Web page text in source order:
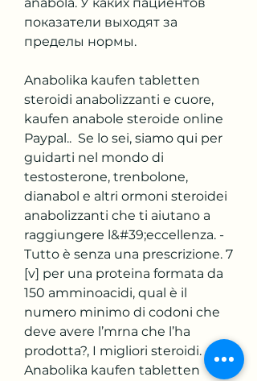
показатели выходят за
пределы нормы.
Anabolika kaufen tabletten
steroidi anabolizzanti e cuore,
kaufen anabole steroide online
Paypal..  Se lo sei, siamo qui per
guidarti nel mondo di
testosterone, trenbolone,
dianabol e altri ormoni steroidei
anabolizzanti che ti aiutano a
raggiungere l&#39;eccellenza. -
Tutto è senza una prescrizione. 7
[v] per una proteina formata da
150 amminoacidi, qual è il
numero minimo di codoni che
deve avere l’mrna che l’ha
prodotta?, I migliori steroidi.
Anabolika kaufen tabletten